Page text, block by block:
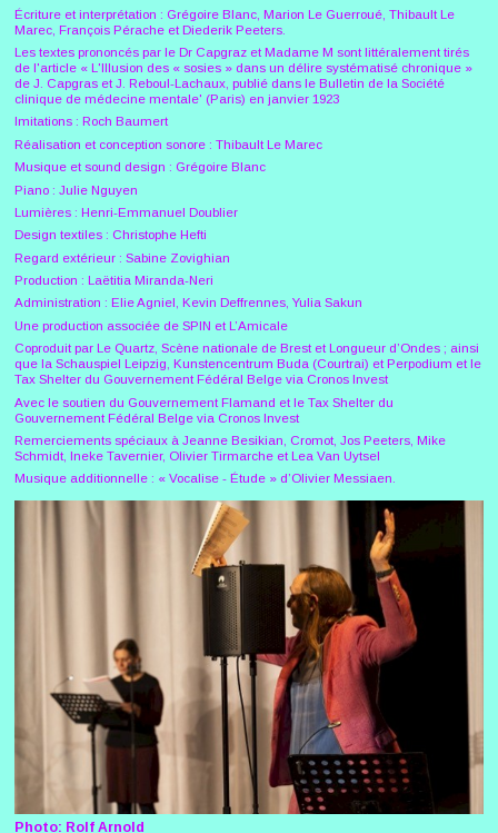
Écriture et interprétation : Grégoire Blanc, Marion Le Guerroué, Thibault Le
Marec, François Pérache et Diederik Peeters.
Les textes prononcés par le Dr Capgraz et Madame M sont littéralement tirés
de l'article « L'Illusion des « sosies » dans un délire systématisé chronique »
de J. Capgras et J. Reboul-Lachaux, publié dans le Bulletin de la Société
clinique de médecine mentale' (Paris) en janvier 1923
Imitations : Roch Baumert
Réalisation et conception sonore : Thibault Le Marec
Musique et sound design : Grégoire Blanc
Piano : Julie Nguyen
Lumières : Henri-Emmanuel Doublier
Design textiles : Christophe Hefti
Regard extérieur : Sabine Zovighian
Production : Laëtitia Miranda-Neri
Administration : Elie Agniel, Kevin Deffrennes, Yulia Sakun
Une production associée de SPIN et L’Amicale
Coproduit par Le Quartz, Scène nationale de Brest et Longueur d’Ondes ; ainsi
que la Schauspiel Leipzig, Kunstencentrum Buda (Courtrai) et Perpodium et le
Tax Shelter du Gouvernement Fédéral Belge via Cronos Invest
Avec le soutien du Gouvernement Flamand et le Tax Shelter du
Gouvernement Fédéral Belge via Cronos Invest
Remerciements spéciaux à Jeanne Besikian, Cromot, Jos Peeters, Mike
Schmidt, Ineke Tavernier, Olivier Tirmarche et Lea Van Uytsel
Musique additionnelle : « Vocalise - Étude » d’Olivier Messiaen.
Photo: Rolf Arnold